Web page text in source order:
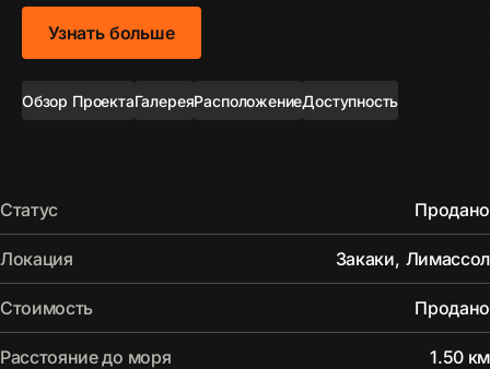
Узнать больше
Обзор ПроектаГалереяРасположениеДоступность
Статус Продано
Локация Закаки, Лимассол
Стоимость Продано
Расстояние до моря 1.50 км